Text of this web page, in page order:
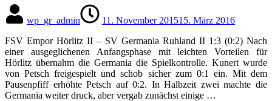
wp_gr_admin 11. November 201515. März 2016
FSV Empor Hörlitz II – SV Germania Ruhland II 1:3 (0:2) Nach
einer ausgeglichenen Anfangsphase mit leichten Vorteilen für
Hörlitz übernahm die Germania die Spielkontrolle. Kunert wurde
von Petsch freigespielt und schob sicher zum 0:1 ein. Mit dem
Pausenpfiff erhöhte Petsch auf 0:2. In Halbzeit zwei machte die
Germania weiter druck, aber vergab zunächst einige …